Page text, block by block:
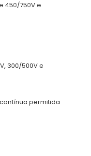
450/750V e
300/500V e
permitida